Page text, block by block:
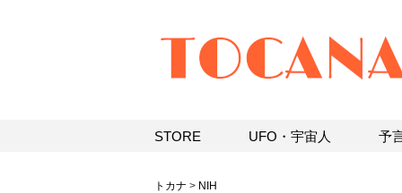
トカナ > NIH
STORE UFO・宇宙人 予